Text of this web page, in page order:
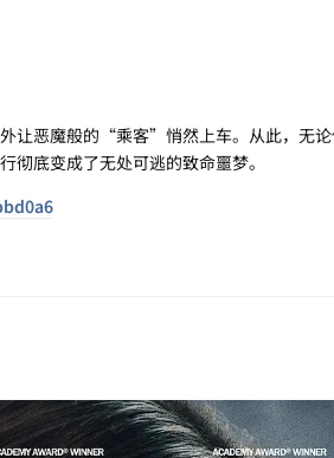
让恶魔般的“乘客”悄然上车。从此，无论
底变成了无处可逃的致命噩梦。